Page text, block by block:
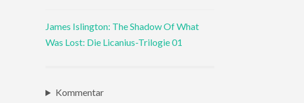
James Islington: The Shadow Of What
Was Lost: Die Licanius-Trilogie 01
Kommentar